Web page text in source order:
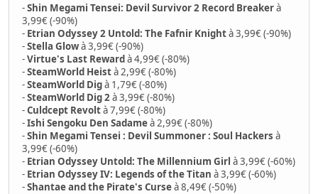
-Shin Megami Tensei: Devil Survivor 2 Record Breakerà
3,99€ (-90%)
- Etrian Odyssey 2 Untold: The Fafnir Knightà 3,99€ (-90%)
-Stella Glowà 3,99€ (-90%)
-Virtue's Last Rewardà 4,99€ (-80%)
-SteamWorld Heistà 2,99€ (-80%)
-SteamWorld Digà 1,79€ (-80%)
-SteamWorld Dig 2à 3,99€ (-80%)
-Culdcept Revoltà 7,99€ (-80%)
-Ishi Sengoku Den Sadameà 2,99€ (-80%)
-Shin Megami Tensei : Devil Summoner : Soul Hackers à
3,99€ (-60%)
- Etrian Odyssey Untold: The Millennium Girl à 3,99€ (-60%)
- Etrian Odyssey IV: Legends of the Titan à 3,99€ (-60%)
-Shantae and the Pirate's Curseà 8,49€ (-50%)